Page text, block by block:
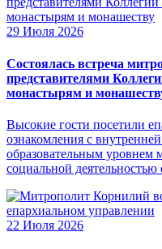
29 Июля 2026
Состоялась встреча
представителями
монастырям и
Высокие гости посетили
ознакомления с
образовательным
социальной деятельностью
22 Июля 2026